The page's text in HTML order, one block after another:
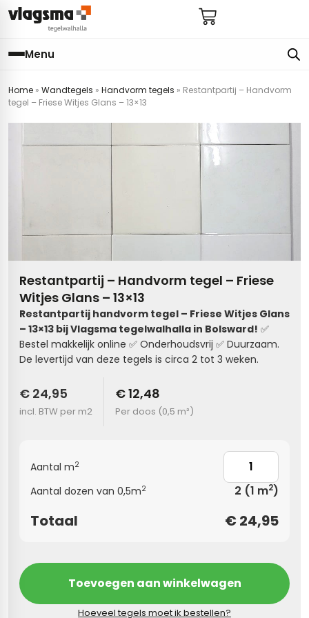
Menu
Home » Wandtegels » Handvorm tegels » Restantpartij – Handvorm
tegel – Friese Witjes Glans – 13×13
Restantpartij – Handvorm tegel – Friese
Witjes Glans – 13×13
Restantpartij handvorm tegel – Friese Witjes Glans
– 13×13 bij Vlagsma tegelwalhalla in Bolsward! ✅
Bestel makkelijk online ✅ Onderhoudsvrij ✅ Duurzaam.
De levertijd van deze tegels is circa 2 tot 3 weken.
€ 24,95
incl. BTW per m2
€ 12,48
Per doos (0,5 m²)
Aantal m2
Aantal dozen van 0,5m2 2 (1 m2)
Totaal € 24,95
Toevoegen aan winkelwagen
Hoeveel tegels moet ik bestellen?
woonkamer
tegels
tegels
toilet
wandtegels
tegels